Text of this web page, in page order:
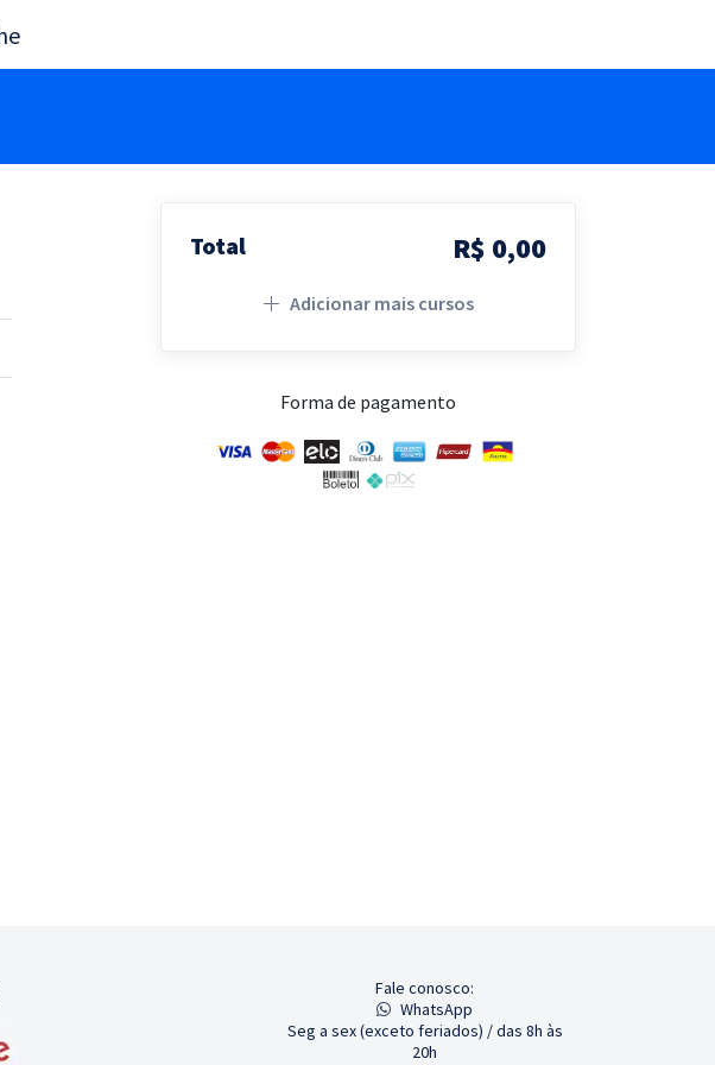
Total R$ 0,00
Adicionar mais cursos
Forma de pagamento
Fale conosco:
WhatsApp
Seg a sex (exceto feriados) / das 8h às
20h